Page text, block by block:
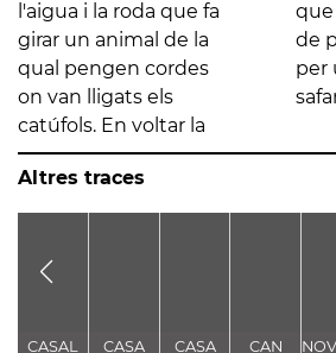
l'aigua i la roda que fa
girar un animal de la
qual pengen cordes
on van lligats els
catúfols. En voltar la
que és una gran pila
de pedra i des d'allà va
per una canal al
Altres traces
CASAL
CASA
CASA
CAN